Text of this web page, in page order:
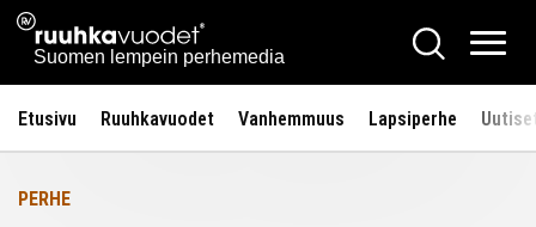
Siirry
sisältöön
Ruuhkavuodet.fi
Suomen lempein perhemedia
Hae
Etusivu Ruuhkavuodet Vanhemmuus Lapsiperhe
Etusivulle
PERHE